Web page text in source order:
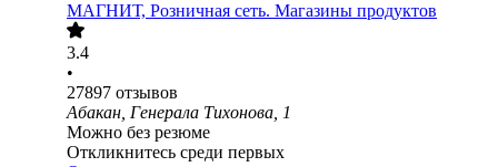
МАГНИТ, Розничная сеть. Магазины продуктов
3.4
•
27897 отзывов
Абакан, Генерала Тихонова, 1
Можно без резюме
Откликнитесь среди первых